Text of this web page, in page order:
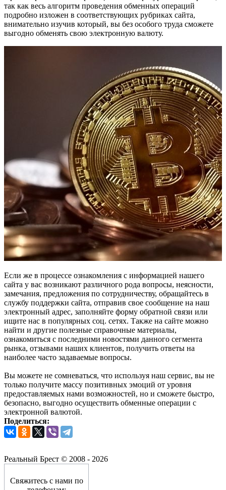
так как весь алгоритм проведения обменных операций
подробно изложен в соответствующих рубриках сайта,
внимательно изучив который, вы без особого труда сможете
выгодно обменять свою электронную валюту.
Если же в процессе ознакомления с информацией нашего
сайта у вас возникают различного рода вопросы, неясности,
замечания, предложения по сотрудничеству, обращайтесь в
службу поддержки сайта, отправив свое сообщение на наш
электронный адрес, заполняйте форму обратной связи или
ищите нас в популярных соц. сетях. Также на сайте можно
найти и другие полезные справочные материалы,
ознакомиться с последними новостями данного сегмента
рынка, отзывами наших клиентов, получить ответы на
наиболее часто задаваемые вопросы.
Вы можете не сомневаться, что используя наш сервис, вы не
только получите массу позитивных эмоций от уровня
предоставляемых нами возможностей, но и сможете быстро,
безопасно, выгодно осуществить обменные операции с
электронной валютой.
Поделиться:
Реальный Брест © 2008 - 2026
Свяжитесь с нами по